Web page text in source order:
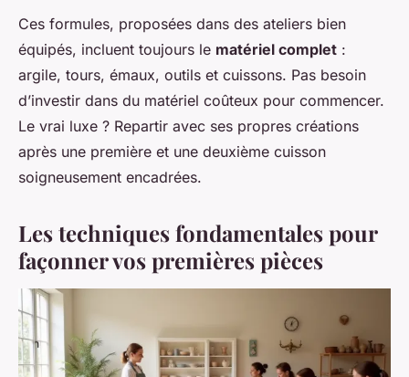
Ces formules, proposées dans des ateliers bien
équipés, incluent toujours le matériel complet :
argile, tours, émaux, outils et cuissons. Pas besoin
d’investir dans du matériel coûteux pour commencer.
Le vrai luxe ? Repartir avec ses propres créations
après une première et une deuxième cuisson
soigneusement encadrées.
Les techniques fondamentales pour
façonner vos premières pièces